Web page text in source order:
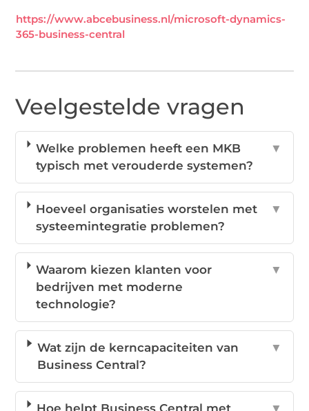
https://www.abcebusiness.nl/microsoft-dynamics-
365-business-central
Veelgestelde vragen
Welke problemen heeft een MKB
typisch met verouderde systemen?
▼
Hoeveel organisaties worstelen met
systeemintegratie problemen?
▼
Waarom kiezen klanten voor
bedrijven met moderne
technologie?
▼
Wat zijn de kerncapaciteiten van
Business Central?
▼